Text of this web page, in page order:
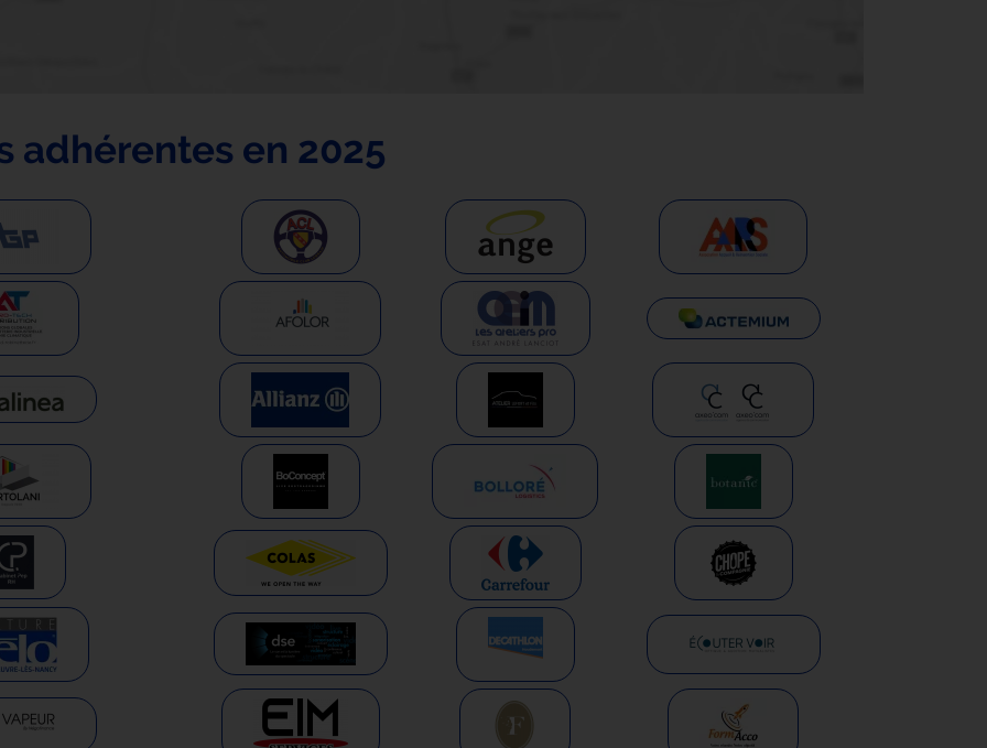
adhérentes en 2025